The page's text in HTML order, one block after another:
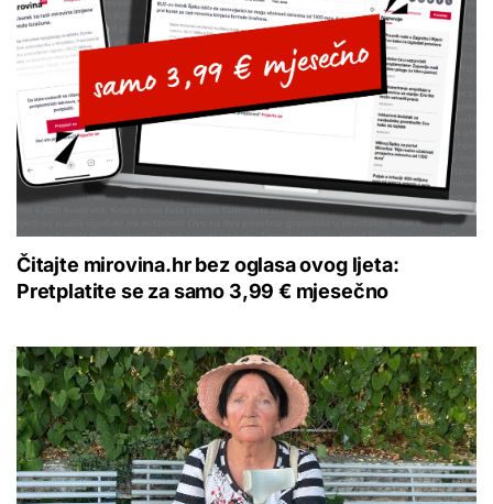
Čitajte mirovina.hr bez oglasa ovog ljeta:
Pretplatite se za samo 3,99 € mjesečno